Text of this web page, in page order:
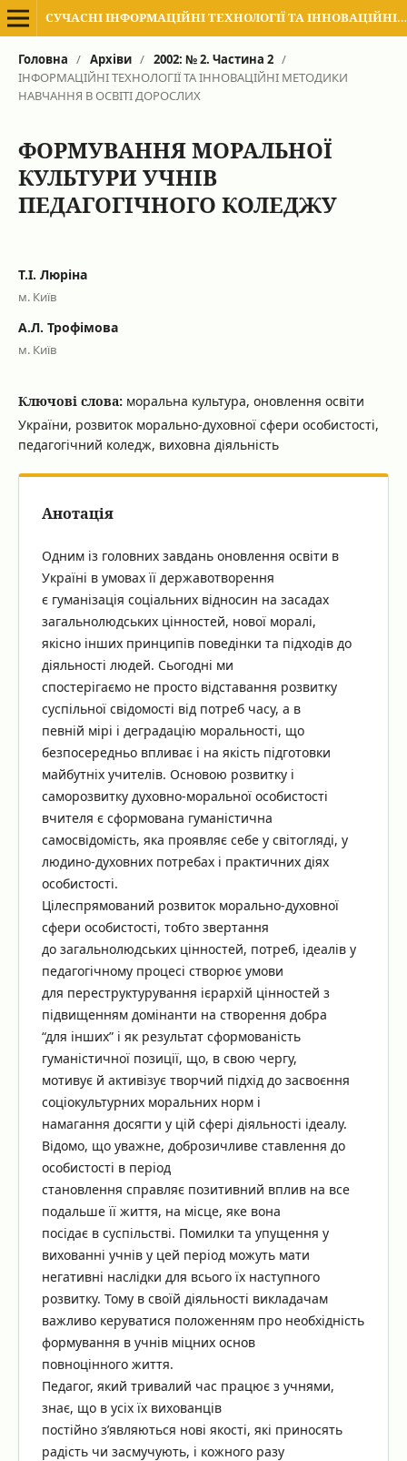
СУЧАСНІ ІНФОРМАЦІЙНІ ТЕХНОЛОГІЇ ТА ІННОВАЦІЙНІ МЕТОДИКИ НАВЧАННЯ В ПІДГОТОВЦІ ФАХІВЦІВ: МЕТОДОЛОГІЯ, ТЕОРІЯ, ДОСВІД, ПРОБЛЕМИ
Головна / Архіви / 2002: № 2. Частина 2 /
ІНФОРМАЦІЙНІ ТЕХНОЛОГІЇ ТА ІННОВАЦІЙНІ МЕТОДИКИ
НАВЧАННЯ В ОСВІТІ ДОРОСЛИХ
ФОРМУВАННЯ МОРАЛЬНОЇ
КУЛЬТУРИ УЧНІВ
ПЕДАГОГІЧНОГО КОЛЕДЖУ
Т.І. Люріна
м. Київ
А.Л. Трофімова
м. Київ
Ключові слова: моральна культура, оновлення освіти
України, розвиток морально-духовної сфери особистості,
педагогічний коледж, виховна діяльність
Анотація
Одним із головних завдань оновлення освіти в
Україні в умовах її державотворення
є гуманізація соціальних відносин на засадах
загальнолюдських цінностей, нової моралі,
якісно інших принципів поведінки та підходів до
діяльності людей. Сьогодні ми
спостерігаємо не просто відставання розвитку
суспільної свідомості від потреб часу, а в
певній мірі і деградацію моральності, що
безпосередньо впливає і на якість підготовки
майбутніх учителів. Основою розвитку і
саморозвитку духовно-моральної особистості
вчителя є сформована гуманістична
самосвідомість, яка проявляє себе у світогляді, у
людино-духовних потребах і практичних діях
особистості.
Цілеспрямований розвиток морально-духовної
сфери особистості, тобто звертання
до загальнолюдських цінностей, потреб, ідеалів у
педагогічному процесі створює умови
для переструктурування ієрархій цінностей з
підвищенням домінанти на створення добра
“для інших” і як результат сформованість
гуманістичної позиції, що, в свою чергу,
мотивує й активізує творчий підхід до засвоєння
соціокультурних моральних норм і
намагання досягти у цій сфері діяльності ідеалу.
Відомо, що уважне, доброзичливе ставлення до
особистості в період
становлення справляє позитивний вплив на все
подальше її життя, на місце, яке вона
посідає в суспільстві. Помилки та упущення у
вихованні учнів у цей період можуть мати
негативні наслідки для всього їх наступного
розвитку. Тому в своїй діяльності викладачам
важливо керуватися положенням про необхідність
формування в учнів міцних основ
повноцінного життя.
Педагог, який тривалий час працює з учнями,
знає, що в усіх їх вихованців
постійно з’являються нові якості, які приносять
радість чи засмучують, і кожного разу